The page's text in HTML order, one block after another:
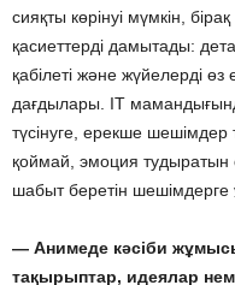
сияқты көрінуі мүмкін,
қасиеттерді дамытады:
қабілеті және жүйелерді өз
дағдылары. IT
түсінуге, ерекше шешімдер
қоймай, эмоция тудыратын
шабыт беретін
— Анимеде кәсіби
тақырыптар, идеялар